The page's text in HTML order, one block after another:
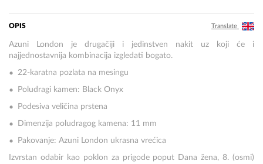
OPIS Translate
Azuni London je drugačiji i jedinstven nakit uz koji će i
najjednostavnija kombinacija izgledati bogato.
22-karatna pozlata na mesingu
Poludragi kamen: Black Onyx
Podesiva veličina prstena
Dimenzija poludragog kamena: 11 mm
Pakovanje: Azuni London ukrasna vrećica
Izvrstan odabir kao poklon za prigode poput Dana žena, 8. (osmi)